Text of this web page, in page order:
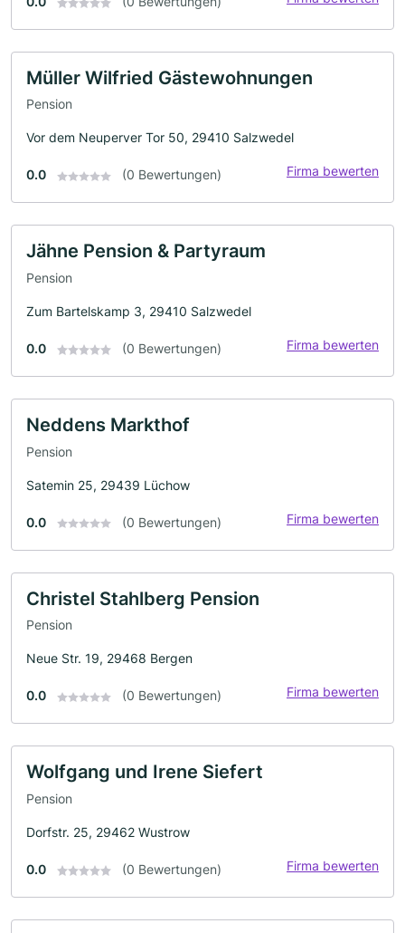
Müller Wilfried Gästewohnungen
Pension
Vor dem Neuperver Tor 50, 29410 Salzwedel
0.0 (0 Bewertungen) Firma bewerten
Jähne Pension & Partyraum
Pension
Zum Bartelskamp 3, 29410 Salzwedel
0.0 (0 Bewertungen) Firma bewerten
Neddens Markthof
Pension
Satemin 25, 29439 Lüchow
0.0 (0 Bewertungen) Firma bewerten
Christel Stahlberg Pension
Pension
Neue Str. 19, 29468 Bergen
0.0 (0 Bewertungen) Firma bewerten
Wolfgang und Irene Siefert
Pension
Dorfstr. 25, 29462 Wustrow
0.0 (0 Bewertungen) Firma bewerten